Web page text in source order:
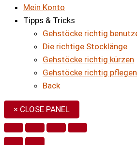
Mein Konto
Tipps & Tricks
Gehstöcke richtig
Die richtige Stocklänge
Gehstöcke richtig kürzen
Gehstöcke richtig pflegen
Back
× CLOSE PANEL